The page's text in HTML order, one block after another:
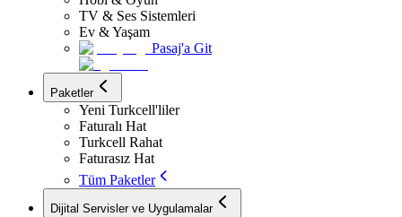
TV & Ses Sistemleri
Ev & Yaşam
Pasaj'a Git
Paketler
Yeni Turkcell'liler
Faturalı Hat
Turkcell Rahat
Faturasız Hat
Tüm Paketler
Dijital Servisler ve Uygulamalar